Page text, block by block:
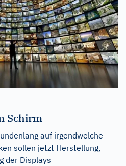
Schirm
auf irgendwelche
sollen jetzt Herstellung,
der Displays